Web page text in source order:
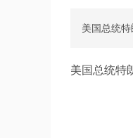
美国总统特
美国总统特